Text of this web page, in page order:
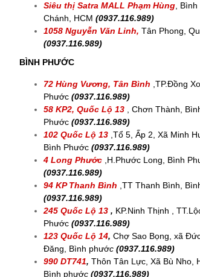
Siêu thị Satra MALL Phạm Hùng ,
Chánh, HCM (0937.116.989)
1058 Nguyễn Văn Linh, Tân Phong,
(0937.116.989)
BÌNH PHƯỚC
72 Hùng Vương, Tân Bình TP.Đồng
Phước (0937.116.989)
58 KP2, Quốc Lộ 13
, Chơn Thành,
Phước (0937.116.989)
102 Quốc Lộ 13 Tổ 5, Ấp 2, Xã Minh
Bình Phước (0937.116.989)
4 Long Phước ,H.Phước Long, Bình
(0937.116.989)
94 KP Thanh Bình TT Thanh Bình,
(0937.116.989)
245 Quốc Lộ 13 , KP.Ninh Thịnh ,
Phước (0937.116.989)
123 Quốc Lộ 14, Chợ Sao Bọng, xã
Đăng, Bình phước (0937.116.989)
990 DT741, Thôn Tân Lực, Xã Bù Nho,
Bình phước (0937.116.989)